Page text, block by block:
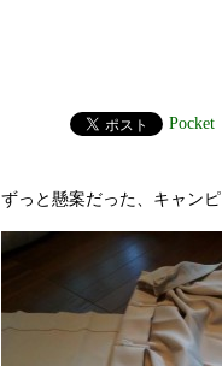
Pocket
ずっと懸案だった、キャン